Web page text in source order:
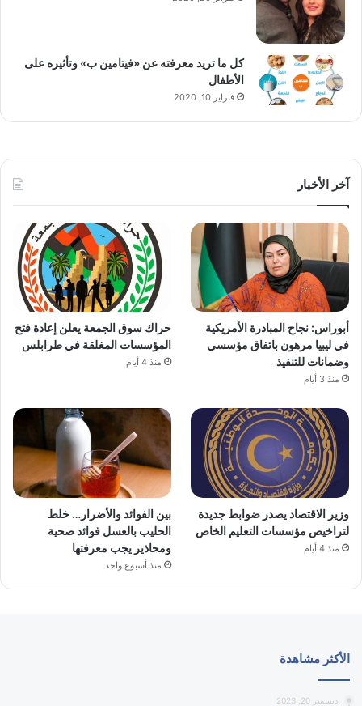
كل ما تريد معرفته عن «فيتامين ب» وتأثيره على
الأطفال
فبراير 10, 2020
آخر الأخبار
أبوراس: نجاح المبادرة الأمريكية
في ليبيا مرهون باتفاق مؤسسي
وضمانات للتنفيذ
منذ 3 أيام
حراك سوق الجمعة يعلن إعادة فتح
المؤسسات المغلقة في طرابلس
منذ 4 أيام
وزير الاقتصاد يصدر ضوابط جديدة
لتراخيص مؤسسات التعليم الخاص
منذ 4 أيام
بين الفوائد والأضرار… خلط
الحليب بالعسل فوائد صحية
ومحاذير يجب معرفتها
منذ أسبوع واحد
الأكثر مشاهدة
ديسمبر 20, 2023